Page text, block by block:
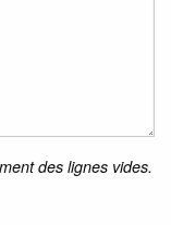
des lignes vides.